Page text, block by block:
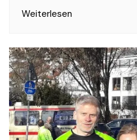
Weiterlesen